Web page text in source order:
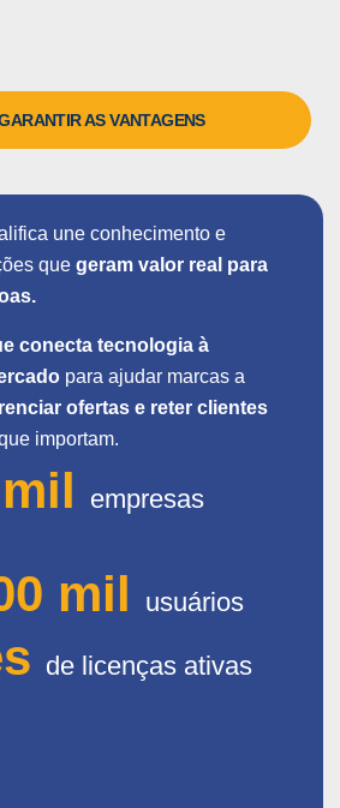
AS VANTAGENS
une conhecimento e
que geram valor real para
conecta tecnologia à
para ajudar marcas a
ofertas e reter clientes
importam.
empresas
mil usuários
de licenças ativas